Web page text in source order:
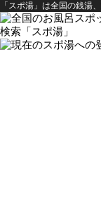
「スポ湯」は全国の銭湯